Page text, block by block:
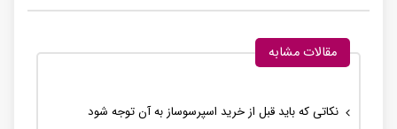
مقالات مشابه
نکاتی که باید قبل از خرید اسپرسوساز به آن توجه شود